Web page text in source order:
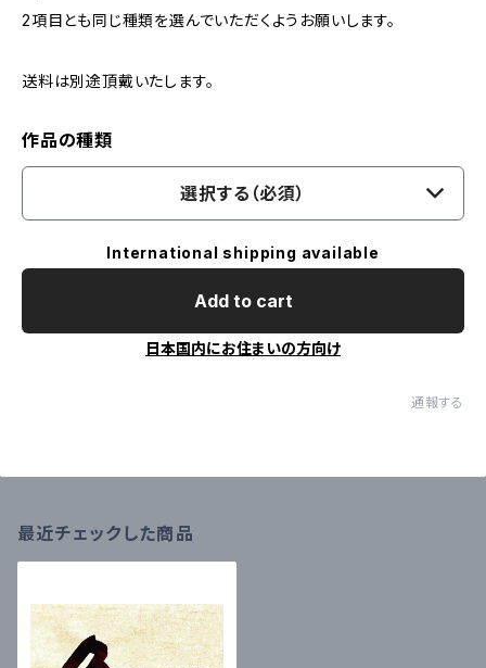
2項目とも同じ種類を選んでいただくようお願いします。
送料は別途頂戴いたします。
作品の種類
選択する（必須）
International shipping available
Add to cart
日本国内にお住まいの方向け
通報する
最近チェックした商品